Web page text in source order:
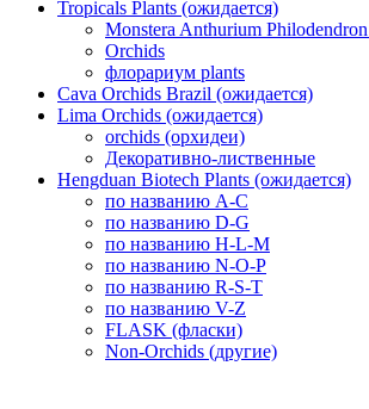
Tropicals Plants (ожидается)
​​​​​​​Monstera Anthurium Philodendron
Orchids
флорариум plants
Cava Orchids Brazil (ожидается)
Lima Orchids (ожидается)
orchids (орхидеи)
Декоративно-лиственные
Hengduan Biotech Plants (ожидается)
по названию A-C
по названию D-G
по названию H-L-M
по названию N-O-P
по названию R-S-T
по названию V-Z
FLASK (фласки)
Non-Orchids (другие)